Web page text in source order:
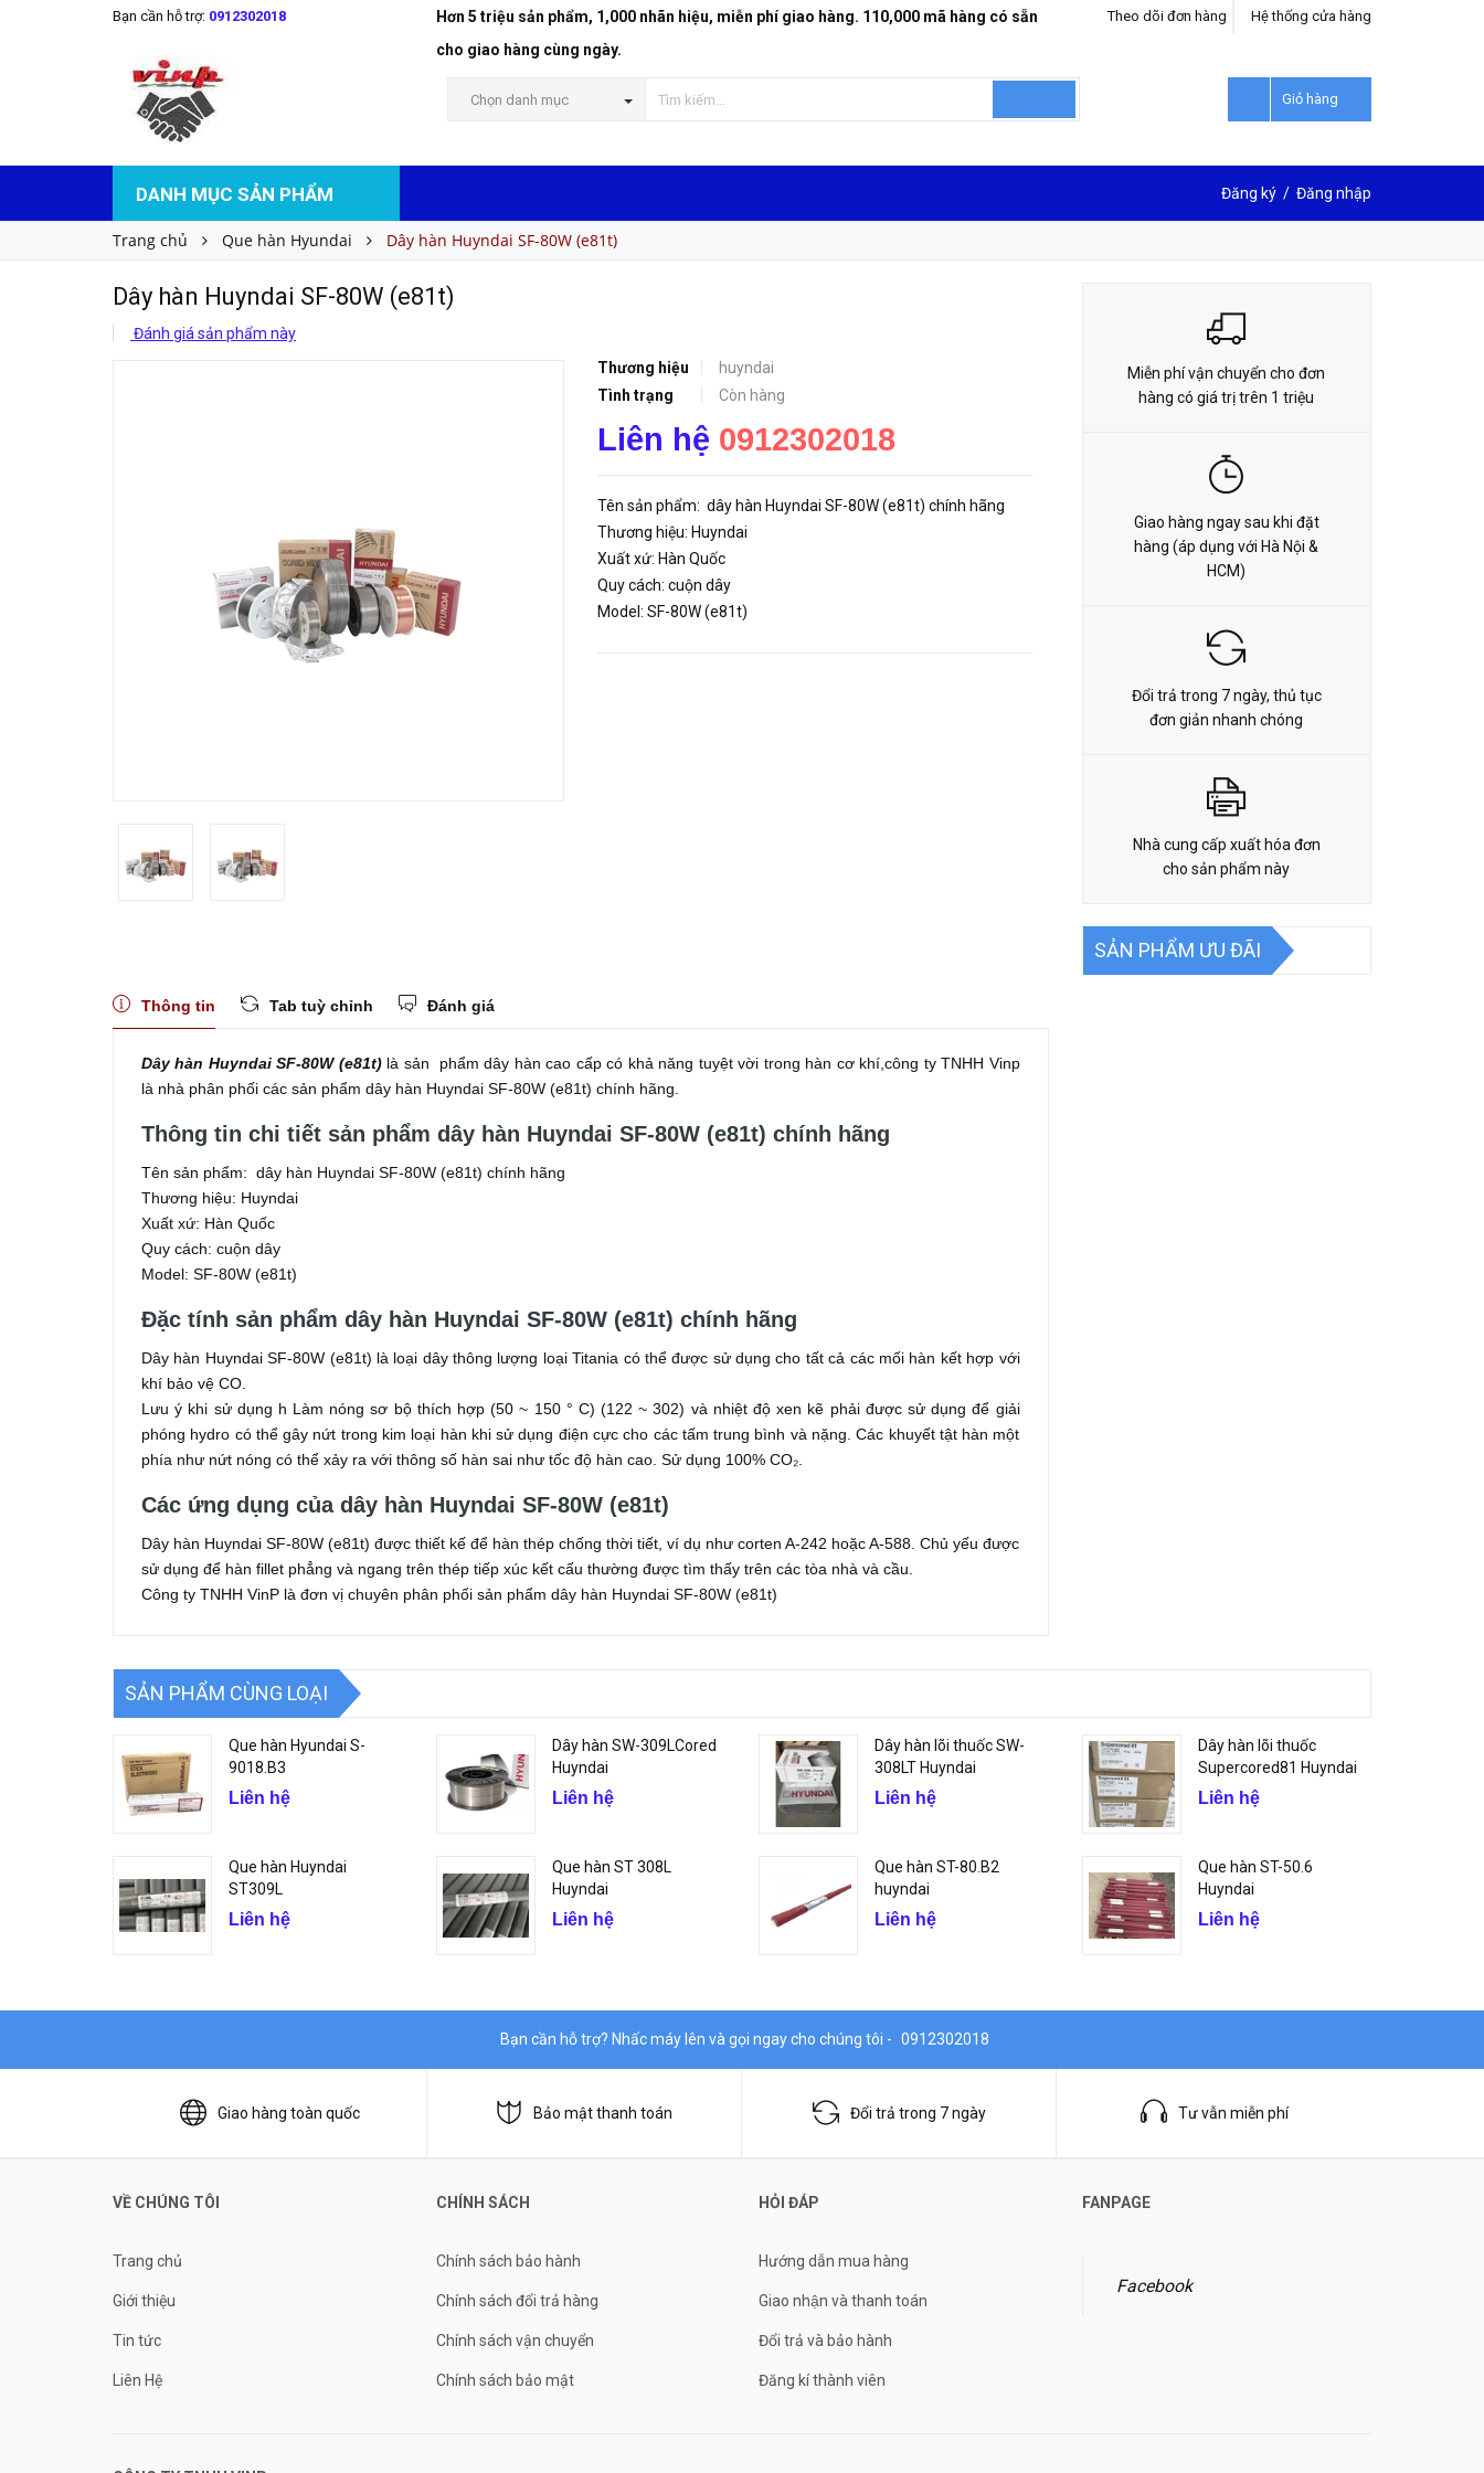
Bạn cần hỗ trợ: 0912302018
Hơn 5 triệu sản phẩm, 1,000 nhãn hiệu, miễn phí giao hàng. 110,000 mã hàng có sẵn
cho giao hàng cùng ngày.
Hệ thống cửa hàng
Theo dõi đơn hàng
Chọn danh mục Giỏ hàng
DANH MỤC SẢN PHẨM Đăng ký / Đăng nhập
Trang chủ Que hàn Hyundai Dây hàn Huyndai SF-80W (e81t)
Dây hàn Huyndai SF-80W (e81t)
Đánh giá sản phẩm này
Thương hiệu
huyndai
Tình trạng
Còn hàng
Liên hệ 0912302018
Tên sản phẩm: dây hàn Huyndai SF-80W (e81t) chính hãng
Thương hiệu: Huyndai
Xuất xứ: Hàn Quốc
Quy cách: cuộn dây
Model: SF-80W (e81t)
Dây hàn Huyndai SF-80W (e81t) LIÊN HỆ ĐẶT HÀNG
Thông tin Tab tuỳ chỉnh Đánh giá
Dây hàn Huyndai SF-80W (e81t) là sản phẩm dây hàn cao cấp có khả năng tuyệt vời trong hàn cơ khí,công ty TNHH Vinp
là nhà phân phối các sản phẩm dây hàn Huyndai SF-80W (e81t) chính hãng.
Thông tin chi tiết sản phẩm dây hàn Huyndai SF-80W (e81t) chính hãng
Tên sản phẩm: dây hàn Huyndai SF-80W (e81t) chính hãng
Thương hiệu: Huyndai
Xuất xứ: Hàn Quốc
Quy cách: cuộn dây
Model: SF-80W (e81t)
Đặc tính sản phẩm dây hàn Huyndai SF-80W (e81t) chính hãng
Dây hàn Huyndai SF-80W (e81t) là loại dây thông lượng loại Titania có thể được sử dụng cho tất cả các mối hàn kết hợp với
khí bảo vệ CO.
Lưu ý khi sử dụng h Làm nóng sơ bộ thích hợp (50 ~ 150 ° C) (122 ~ 302) và nhiệt độ xen kẽ phải được sử dụng để giải
phóng hydro có thể gây nứt trong kim loại hàn khi sử dụng điện cực cho các tấm trung bình và nặng. Các khuyết tật hàn một
phía như nứt nóng có thể xảy ra với thông số hàn sai như tốc độ hàn cao. Sử dụng 100% CO₂.
Các ứng dụng của dây hàn Huyndai SF-80W (e81t)
Dây hàn Huyndai SF-80W (e81t) được thiết kế để hàn thép chống thời tiết, ví dụ như corten A-242 hoặc A-588. Chủ yếu được
sử dụng để hàn fillet phẳng và ngang trên thép tiếp xúc kết cấu thường được tìm thấy trên các tòa nhà và cầu.
Công ty TNHH VinP là đơn vị chuyên phân phối sản phẩm dây hàn Huyndai SF-80W (e81t)
Miễn phí vận chuyển cho đơn
hàng có giá trị trên 1 triệu
Giao hàng ngay sau khi đặt
hàng (áp dụng với Hà Nội &
HCM)
Đổi trả trong 7 ngày, thủ tục
đơn giản nhanh chóng
Nhà cung cấp xuất hóa đơn
cho sản phẩm này
SẢN PHẨM ƯU ĐÃI
SẢN PHẨM CÙNG LOẠI
Que hàn Hyundai S-
9018.B3
Liên hệ
Dây hàn SW-309LCored
Huyndai
Liên hệ
Dây hàn lõi thuốc SW-
308LT Huyndai
Liên hệ
Dây hàn lõi thuốc
Supercored81 Huyndai
Liên hệ
Que hàn Huyndai
ST309L
Liên hệ
Que hàn ST 308L
Huyndai
Liên hệ
Que hàn ST-80.B2
huyndai
Liên hệ
Que hàn ST-50.6
Huyndai
Liên hệ
Bạn cần hỗ trợ? Nhấc máy lên và gọi ngay cho chúng tôi - 0912302018
Giao hàng toàn quốc Bảo mật thanh toán Đổi trả trong 7 ngày Tư vẫn miễn phí
VỀ CHÚNG TÔI
Trang chủ
Giới thiệu
Tin tức
Liên Hệ
CHÍNH SÁCH
Chính sách bảo hành
Chính sách đổi trả hàng
Chính sách vận chuyển
Chính sách bảo mật
HỎI ĐÁP
Hướng dẫn mua hàng
Giao nhận và thanh toán
Đổi trả và bảo hành
Đăng kí thành viên
FANPAGE
Facebook